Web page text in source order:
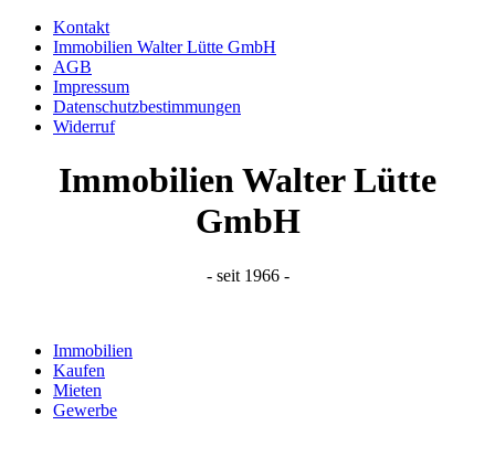
Kontakt
Immobilien Walter Lütte GmbH
AGB
Impressum
Datenschutzbestimmungen
Widerruf
Immobilien Walter Lütte
GmbH
- seit 1966 -
Immobilien
Kaufen
Mieten
Gewerbe